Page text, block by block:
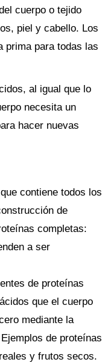
cuerpo o tejido
piel y cabello. Los
prima para todas las
al igual que lo
necesita un
hacer nuevas
contiene todos los
de
completas:
a ser
de proteínas
que el cuerpo
mediante la
de proteínas
y frutos secos.